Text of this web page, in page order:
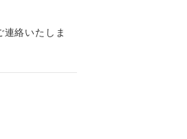
絡いたしま